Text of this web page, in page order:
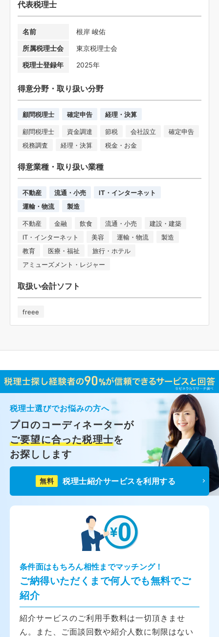
代表税理士
名前
根岸 峻佑
所属税理士会
東京税理士会
税理士登録年
2025年
得意分野・取り扱い分野
顧問税理士 確定申告 経理・決算
顧問税理士 資金調達 節税 会社設立
確定申告
税務調査
経理・決算 税金・お金
得意業種・取り扱い業種
不動産 流通・小売
IT・インターネット
運輸・物流
製造
不動産 金融 飲食 流通・小売
建設・建築
IT・インターネット
美容 運輸・物流
製造
教育
医療・福祉
旅行・ホテル
アミューズメント・レジャー
取扱い会計ソフト
freee
税理士選びでお悩みの方へ
プロのコーディネーターが
ご要望に合った税理士を
お探しします
無料 税理士紹介サービスを利用する
条件面はもちろん相性までマッチング！
ご納得いただくまで何人でも無料でご
紹介
紹介サービスのご利用手数料は一切頂きませ
ん。また、ご面談回数や紹介人数に制限はない